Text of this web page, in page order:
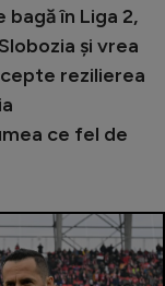
în Liga 2,
și vrea
rezilierea
ce fel de